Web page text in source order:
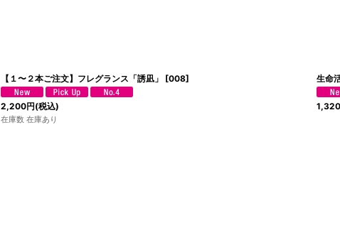
【１〜２本ご注文】フレグランス「誘凪」 [008]
2,200円(税込)
在庫数 在庫あり
生命
1,320